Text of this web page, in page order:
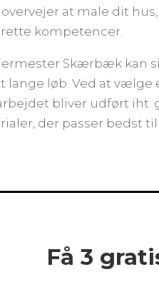
at male dit
kompetencer.
Skærbæk kan
lange løb. Ved at
bliver udført
der passer bedst
Få 3